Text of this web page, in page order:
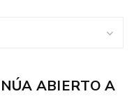
ABIERTO A